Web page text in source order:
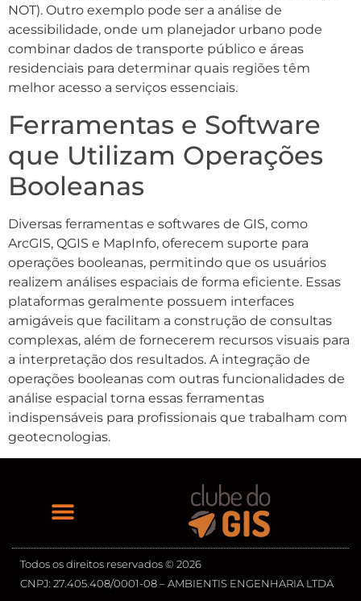
NOT). Outro exemplo pode ser a análise de
acessibilidade, onde um planejador urbano pode
combinar dados de transporte público e áreas
residenciais para determinar quais regiões têm
melhor acesso a serviços essenciais.
Ferramentas e Software
que Utilizam Operações
Booleanas
Diversas ferramentas e softwares de GIS, como
ArcGIS, QGIS e MapInfo, oferecem suporte para
operações booleanas, permitindo que os usuários
realizem análises espaciais de forma eficiente. Essas
plataformas geralmente possuem interfaces
amigáveis que facilitam a construção de consultas
complexas, além de fornecerem recursos visuais para
a interpretação dos resultados. A integração de
operações booleanas com outras funcionalidades de
análise espacial torna essas ferramentas
indispensáveis para profissionais que trabalham com
geotecnologias.
Todos os direitos reservados © 2026
CNPJ: 27.405.408/0001-08 – AMBIENTIS ENGENHARIA LTDA